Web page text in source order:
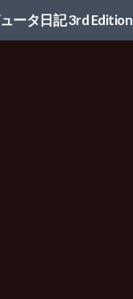
ップ
ータ日記 3rd Edition